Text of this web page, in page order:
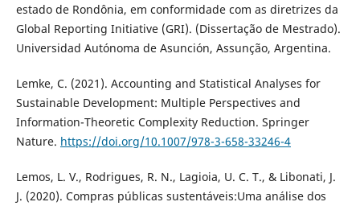
estado de Rondônia, em conformidade com as diretrizes da
Global Reporting Initiative (GRI). (Dissertação de Mestrado).
Universidad Autónoma de Asunción, Assunção, Argentina.
Lemke, C. (2021). Accounting and Statistical Analyses for
Sustainable Development: Multiple Perspectives and
Information-Theoretic Complexity Reduction. Springer
Nature. https://doi.org/10.1007/978-3-658-33246-4
Lemos, L. V., Rodrigues, R. N., Lagioia, U. C. T., & Libonati, J.
J. (2020). Compras públicas sustentáveis:Uma análise dos